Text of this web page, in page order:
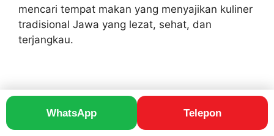
WhatsApp Telepon
mencari tempat makan yang menyajikan kuliner
tradisional Jawa yang lezat, sehat, dan
terjangkau.